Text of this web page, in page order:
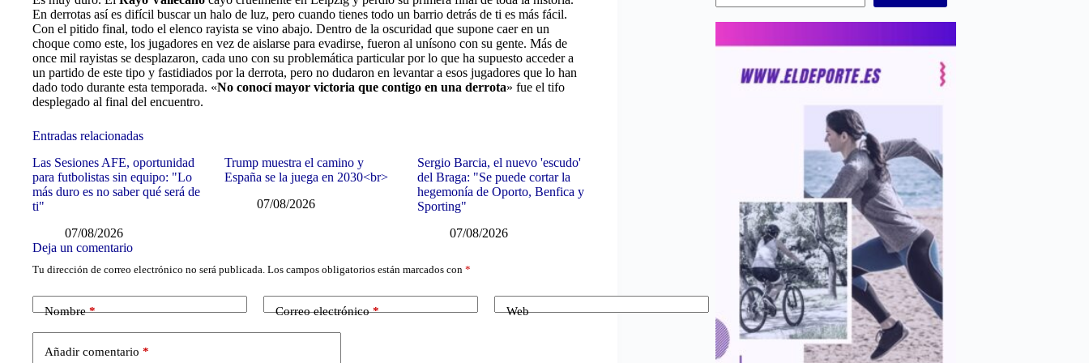
En derrotas así es difícil buscar un halo de luz, pero cuando tienes todo un barrio detrás de ti es más fácil.
Con el pitido final, todo el elenco rayista se vino abajo. Dentro de la oscuridad que supone caer en un
choque como este, los jugadores en vez de aislarse para evadirse, fueron al unísono con su gente. Más de
once mil rayistas se desplazaron, cada uno con su problemática particular por lo que ha supuesto acceder a
un partido de este tipo y fastidiados por la derrota, pero no dudaron en levantar a esos jugadores que lo han
dado todo durante esta temporada. «No conocí mayor victoria que contigo en una derrota» fue el tifo
desplegado al final del encuentro.
Entradas relacionadas
Las Sesiones AFE, oportunidad
para futbolistas sin equipo: "Lo
más duro es no saber qué será de
ti"
07/08/2026
Trump muestra el camino y
España se la juega en 2030<br>
07/08/2026
Sergio Barcia, el nuevo 'escudo'
del Braga: "Se puede cortar la
hegemonía de Oporto, Benfica y
Sporting"
07/08/2026
Deja un comentario
Tu dirección de correo electrónico no será publicada. Los campos obligatorios están marcados con *
Nombre* Correo electrónico* Web
Añadir comentario *